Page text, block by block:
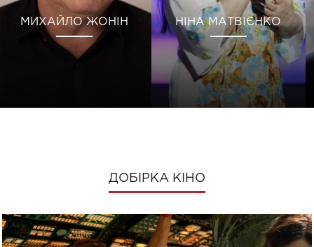
МИХАЙЛО ЖОНІН НІНА МАТВІЄНКО
ДОБІРКА КІНО